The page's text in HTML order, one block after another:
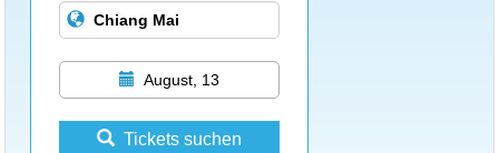
August, 13
Tickets suchen